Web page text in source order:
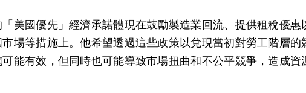
美國優先」經濟承諾體現在鼓勵製造業回流、提供租稅優惠
場等措施上。他希望透過這些政策以兌現當初對勞工階層的
能有效，但同時也可能導致市場扭曲和不公平競爭，造成資